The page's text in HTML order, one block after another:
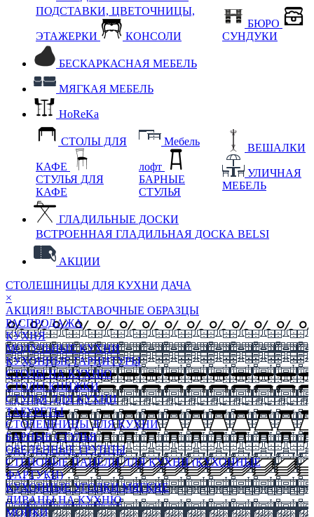
ПОДСТАВКИ, ЦВЕТОЧНИЦЫ,
ЭТАЖЕРКИ КОНСОЛИ
БЮРО
СУНДУКИ
БЕСКАРКАСНАЯ МЕБЕЛЬ
МЯГКАЯ МЕБЕЛЬ
HoReKa
СТОЛЫ ДЛЯ
КАФЕ
СТУЛЬЯ ДЛЯ
КАФЕ
Мебель
лофт
БАРНЫЕ
СТУЛЬЯ
ВЕШАЛКИ
УЛИЧНАЯ
МЕБЕЛЬ
ГЛАДИЛЬНЫЕ ДОСКИ
ВСТРОЕННАЯ ГЛАДИЛЬНАЯ ДОСКА BELSI
АКЦИИ
СТОЛЕШНИЦЫ ДЛЯ КУХНИ ДАЧА
×
АКЦИЯ!! ВЫСТАВОЧНЫЕ ОБРАЗЦЫ
РАСПРОДАЖА
КУХНЯ
МОДУЛЬНЫЕ КУХНИ
КУХОННЫЕ ГАРНИТУРЫ
СТОЛЫ НА КУХНЮ
СТОЛЫ КНИЖКИ
СТУЛЬЯ ДЛЯ КУХНИ
ТАБУРЕТЫ
СТОЛЕШНИЦЫ ДЛЯ КУХНИ
БАРНЫЕ СТУЛЬЯ
ОБЕДЕННЫЕ ГРУППЫ
СТЕНОВЫЕ ПАНЕЛИ ДЛЯ КУХНИ (КУХОННЫЕ
ФАРТУКИ)
КУХОННЫЕ УГОЛКИ МЯГКИЕ
ДИВАНЫ НА КУХНЮ
МОЙКИ